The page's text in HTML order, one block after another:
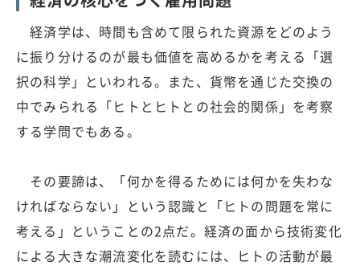
経済学は、時間も含めて限られた資源をどのよう
に振り分けるのが最も価値を高めるかを考える「選
択の科学」といわれる。また、貨幣を通じた交換の
中でみられる「ヒトとヒトとの社会的関係」を考察
する学問でもある。
その要諦は、「何かを得るためには何かを失わな
ければならない」という認識と「ヒトの問題を常に
考える」ということの2点だ。経済の面から技術変化
による大きな潮流変化を読むには、ヒトの活動が最